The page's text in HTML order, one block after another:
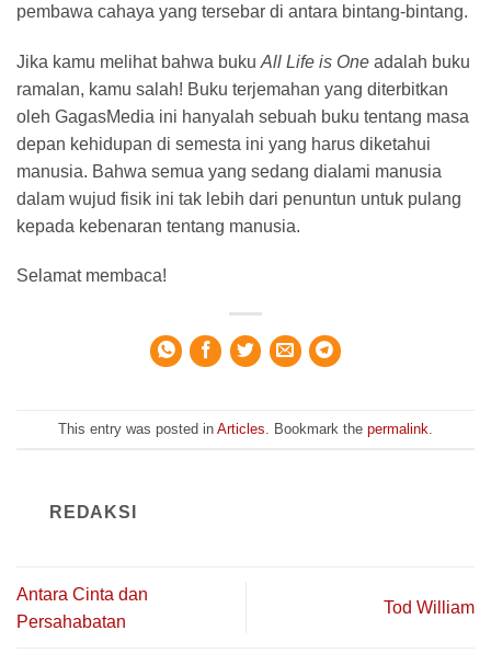
pembawa cahaya yang tersebar di antara bintang-bintang.
Jika kamu melihat bahwa buku All Life is One adalah buku
ramalan, kamu salah! Buku terjemahan yang diterbitkan
oleh GagasMedia ini hanyalah sebuah buku tentang masa
depan kehidupan di semesta ini yang harus diketahui
manusia. Bahwa semua yang sedang dialami manusia
dalam wujud fisik ini tak lebih dari penuntun untuk pulang
kepada kebenaran tentang manusia.
Selamat membaca!
This entry was posted in Articles . Bookmark the permalink
REDAKSI
Antara Cinta dan
Persahabatan
Tod William